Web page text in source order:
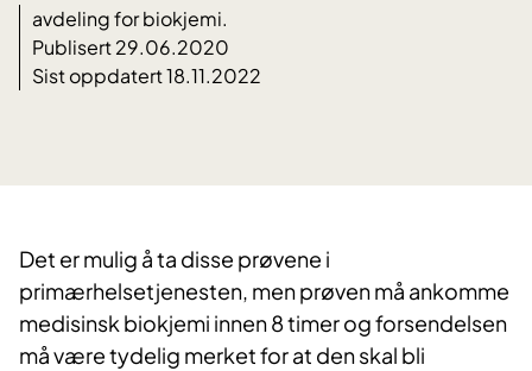
avdeling for biokjemi.
Publisert 29.06.2020
Sist oppdatert 18.11.2022
​Det er mulig å ta disse prøvene i
primærhelsetjenesten, men prøven må ankomme
medisinsk biokjemi innen 8 timer og forsendelsen
må være tydelig merket for at den skal bli